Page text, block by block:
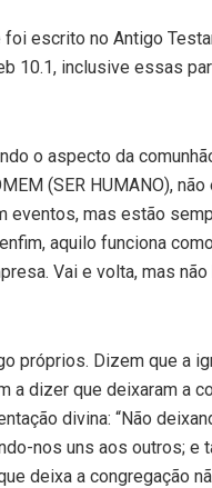
escrito no Antigo
10.1, inclusive essas
o aspecto da
(SER HUMANO),
eventos, mas estão
aquilo funciona
Vai e volta, mas
próprios. Dizem que a
dizer que deixaram a
divina: “Não
nos uns aos outros; e
deixa a congregação